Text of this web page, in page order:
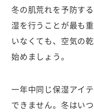
冬の肌荒れを予防す
湿を行うことが最も
いなくても、空気の
始めましょう。
一年中同じ保湿アイ
できません。冬はい